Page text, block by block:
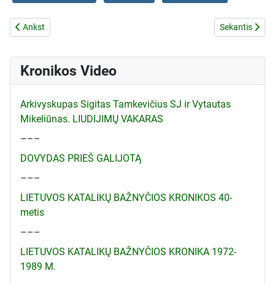
Ankstesnis straipsnis: DAR DAUG GALIME!
Ankst Kitas
Sekantis
Kronikos Video
Arkivyskupas Sigitas Tamkevičius SJ ir Vytautas
Mikeliūnas. LIUDIJIMŲ VAKARAS
–––
DOVYDAS PRIEŠ GALIJOTĄ
–––
LIETUVOS KATALIKŲ BAŽNYČIOS KRONIKOS 40-
metis
–––
LIETUVOS KATALIKŲ BAŽNYČIOS KRONIKA 1972-
1989 M.